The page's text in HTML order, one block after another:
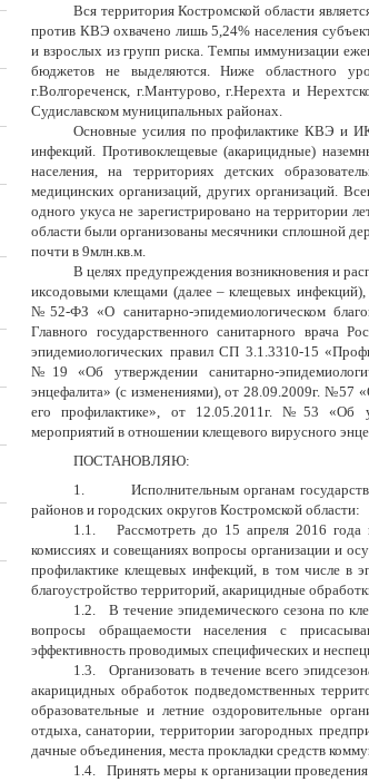
Вся территория Костромской области
против КВЭ охвачено лишь 5,24% населения
и взрослых из групп риска. Темпы иммунизации
бюджетов не выделяются. Ниже областного
г.Волгореченск, г.Мантурово, г.Нерехта и
Судиславском муниципальных районах.
Основные усилия по профилактике КВЭ и
инфекций. Противоклещевые (акарицидные)
населения, на территориях детских
медицинских организаций, других организаций.
одного укуса не зарегистрировано на территории
области были организованы месячники сплошной
почти в 9млн.кв.м.
В целях предупреждения возникновения и
иксодовыми клещами (далее – клещевых
№52-ФЗ «О санитарно-эпидемиологическом
Главного государственного санитарного
эпидемиологических правил СП 3.1.3310-15
№19 «Об утверждении санитарно-
энцефалита» (с изменениями), от 28.09.2009г. №57
его профилактике», от 12.05.2011г. №53 «Об
мероприятий в отношении клещевого вирусного
ПОСТАНОВЛЯЮ:
1.
Исполнительным органам
районов и городских округов Костромской области:
1.1.
Рассмотреть до 15 апреля 2016 года
комиссиях и совещаниях вопросы организации и
профилактике клещевых инфекций, в том числе в
благоустройство территорий, акарицидные
1.2.
В течение эпидемического сезона по
вопросы обращаемости населения с
эффективность проводимых специфических и
1.3.
Организовать в течение всего
акарицидных обработок подведомственных
образовательные и летние оздоровительные
отдыха, санатории, территории загородных
дачные объединения, места прокладки средств
1.4.
Принять меры к организации